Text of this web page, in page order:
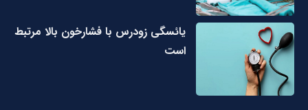
یائسگی زودرس با فشارخون بالا مرتبط
است